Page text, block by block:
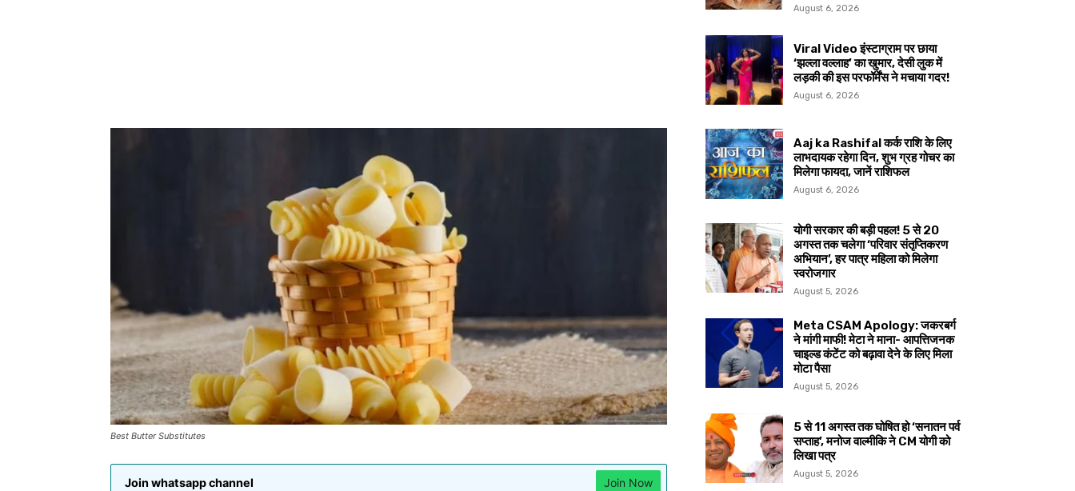
Best Butter Substitutes
Join whatsapp channel Join Now
August 6, 2026
Viral Video इंस्टाग्राम पर छाया
‘झल्ला वल्लाह’ का खुमार, देसी लुक में
लड़की की इस परफॉर्मेंस ने मचाया गदर!
August 6, 2026
Aaj ka Rashifal कर्क राशि के लिए
लाभदायक रहेगा दिन, शुभ ग्रह गोचर का
मिलेगा फायदा, जानें राशिफल
August 6, 2026
योगी सरकार की बड़ी पहल! 5 से 20
अगस्त तक चलेगा ‘परिवार संतृप्तिकरण
अभियान’, हर पात्र महिला को मिलेगा
स्वरोजगार
August 5, 2026
Meta CSAM Apology: जकरबर्ग
ने मांगी माफी! मेटा ने माना- आपत्तिजनक
चाइल्ड कंटेंट को बढ़ावा देने के लिए मिला
मोटा पैसा
August 5, 2026
5 से 11 अगस्त तक घोषित हो ‘सनातन पर्व
सप्ताह’, मनोज वाल्मीकि ने CM योगी को
लिखा पत्र
August 5, 2026